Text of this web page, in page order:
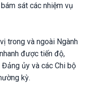
sát các nhiệm vụ
trong và ngoài Ngành
được tiến độ,
ủy và các Chi bộ
kỳ.